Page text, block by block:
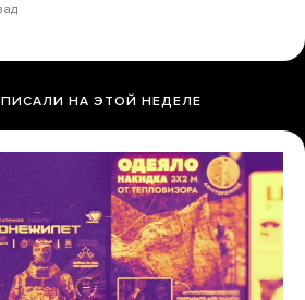
НА ЭТОЙ НЕДЕЛЕ